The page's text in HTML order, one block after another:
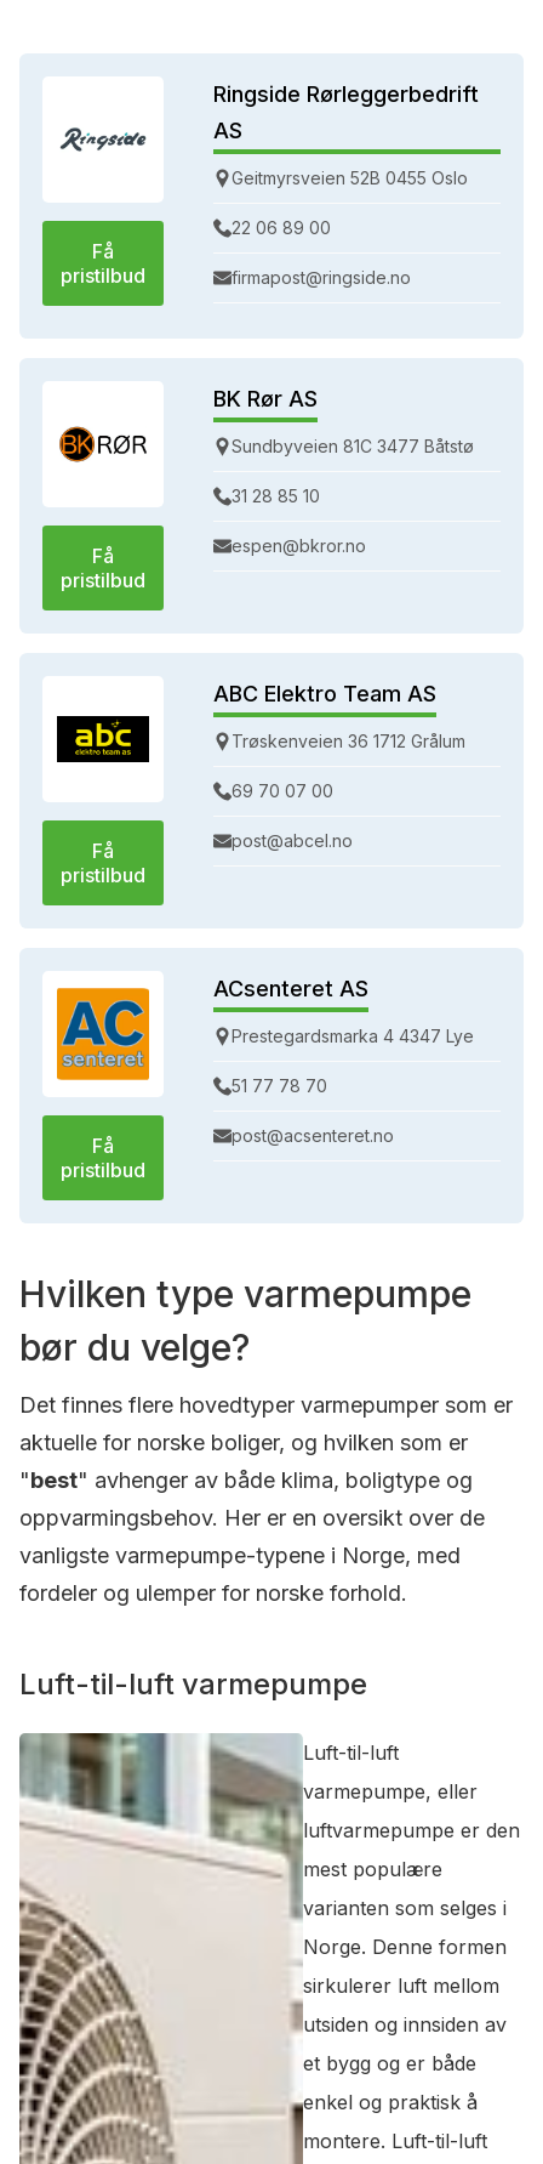
Få
pristilbud
Ringside Rørleggerbedrift
AS
Geitmyrsveien 52B 0455 Oslo
22 06 89 00
firmapost@ringside.no
Få
pristilbud
BK Rør AS
Sundbyveien 81C 3477 Båtstø
31 28 85 10
espen@bkror.no
Få
pristilbud
ABC Elektro Team AS
Trøskenveien 36 1712 Grålum
69 70 07 00
post@abcel.no
Få
pristilbud
ACsenteret AS
Prestegardsmarka 4 4347 Lye
51 77 78 70
post@acsenteret.no
Hvilken type varmepumpe
bør du velge?
Det finnes flere hovedtyper varmepumper som er
aktuelle for norske boliger, og hvilken som er
"best" avhenger av både klima, boligtype og
oppvarmingsbehov. Her er en oversikt over de
vanligste varmepumpe-typene i Norge, med
fordeler og ulemper for norske forhold.
Luft-til-luft varmepumpe
Luft-til-luft
varmepumpe, eller
luftvarmepumpe er den
mest populære
varianten som selges i
Norge. Denne formen
sirkulerer luft mellom
utsiden og innsiden av
et bygg og er både
enkel og praktisk å
montere. Luft-til-luft